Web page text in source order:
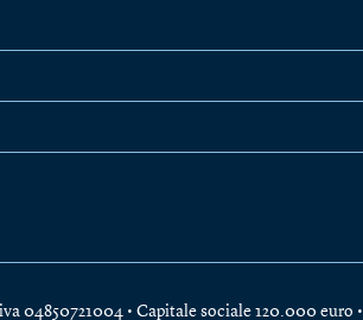
04850721004 • Capitale sociale 120.000 euro •